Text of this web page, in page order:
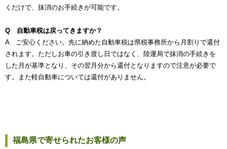
くだけで、抹消のお手続きが可能です。
Q 自動車税は戻ってきますか？
A ご安心ください。先に納めた自動車税は県税事務所から月割りで還付
されます。ただしお車の引き渡し日ではなく、陸運局で抹消の手続きを
した月が基準となり、その翌月分から還付となりますので注意が必要で
す。また軽自動車については還付がありません。
福島県で寄せられたお客様の声